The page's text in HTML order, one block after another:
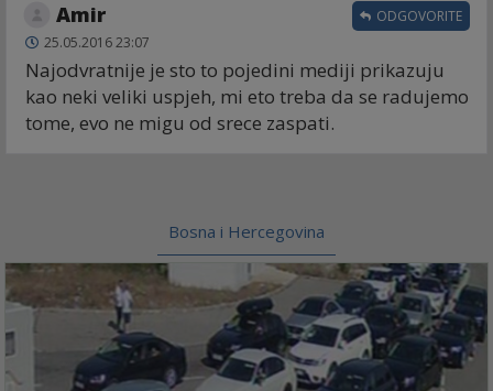
Amir
25.05.2016 23:07
Najodvratnije je sto to pojedini mediji prikazuju
kao neki veliki uspjeh, mi eto treba da se radujemo
tome, evo ne migu od srece zaspati.
ODGOVORITE
Bosna i Hercegovina